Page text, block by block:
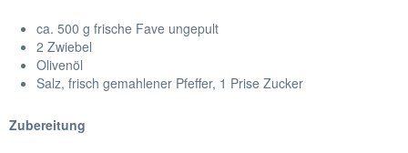
ca. 500 g frische Fave ungepult
2 Zwiebel
Olivenöl
Salz, frisch gemahlener Pfeffer, 1 Prise Zucker
Zubereitung